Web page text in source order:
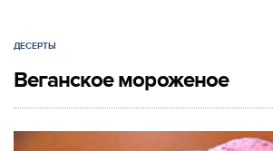
ДЕСЕРТЫ
Веганское мороженое